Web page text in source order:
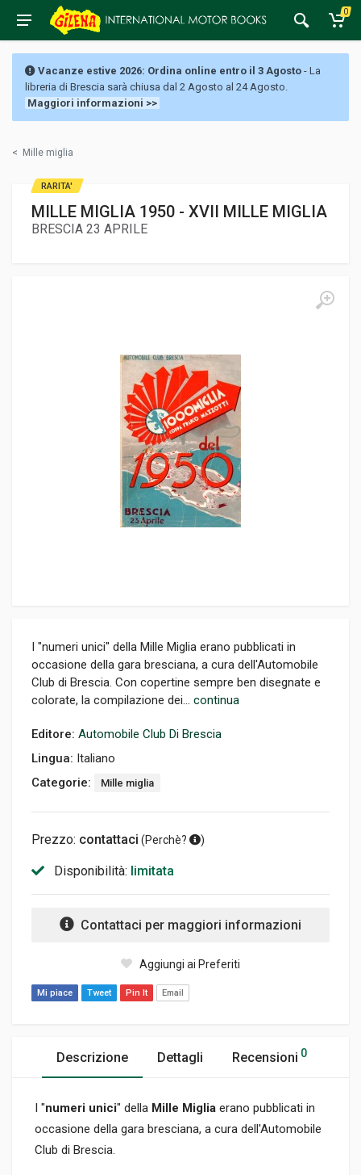
0
Vacanze estive 2026: Ordina online entro il 3 Agosto - La
libreria di Brescia sarà chiusa dal 2 Agosto al 24 Agosto.
Maggiori informazioni >>
< Mille miglia
MILLE MIGLIA 1950 - XVII MILLE MIGLIA
BRESCIA 23 APRILE
I "numeri unici" della Mille Miglia erano pubblicati in
occasione della gara bresciana, a cura dell'Automobile
Club di Brescia. Con copertine sempre ben disegnate e
colorate, la compilazione dei... continua
Editore: Automobile Club Di Brescia
Lingua: Italiano
Categorie:
Mille miglia
RARITA'
Prezzo: contattaci (Perchè? )
Disponibilità: limitata
Contattaci per maggiori informazioni
Aggiungi ai Preferiti
Mi piace Tweet Pin It Email
Descrizione Dettagli Recensioni 0
I "numeri unici" della Mille Miglia erano pubblicati in
occasione della gara bresciana, a cura dell'Automobile
Club di Brescia.